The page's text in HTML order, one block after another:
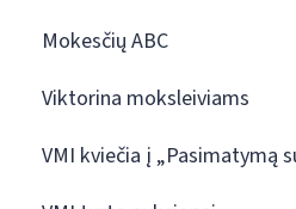
Mokesčių ABC
Viktorina moksleiviams
VMI kviečia į „Pasimatymą